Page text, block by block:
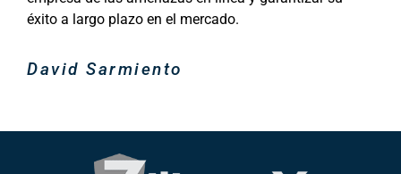
éxito a largo plazo en el mercado.
David Sarmiento